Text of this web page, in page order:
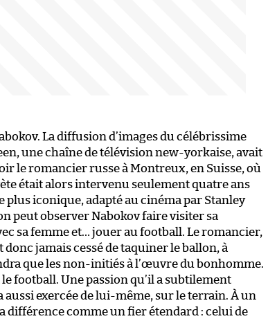
La diffusion d’images du célébrissime
une chaîne de télévision new-yorkaise, avait
le romancier russe à Montreux, en Suisse, où
était alors intervenu seulement quatre ans
plus iconique, adapté au cinéma par Stanley
peut observer Nabokov faire visiter sa
sa femme et… jouer au football. Le romancier,
donc jamais cessé de taquiner le ballon, à
que les non-initiés à l’œuvre du bonhomme.
football. Une passion qu’il a subtilement
aussi exercée de lui-même, sur le terrain. À un
différence comme un fier étendard : celui de